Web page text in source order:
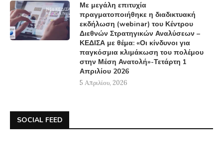
Με μεγάλη επιτυχία
πραγματοποιήθηκε η διαδικτυακή
εκδήλωση (webinar) του Κέντρου
Διεθνών Στρατηγικών Αναλύσεων –
ΚΕΔΙΣΑ με θέμα: «Οι κίνδυνοι για
παγκόσμια κλιμάκωση του πολέμου
στην Μέση Ανατολή»-Τετάρτη 1
Απριλίου 2026
5 Απριλίου, 2026
SOCIAL FEED